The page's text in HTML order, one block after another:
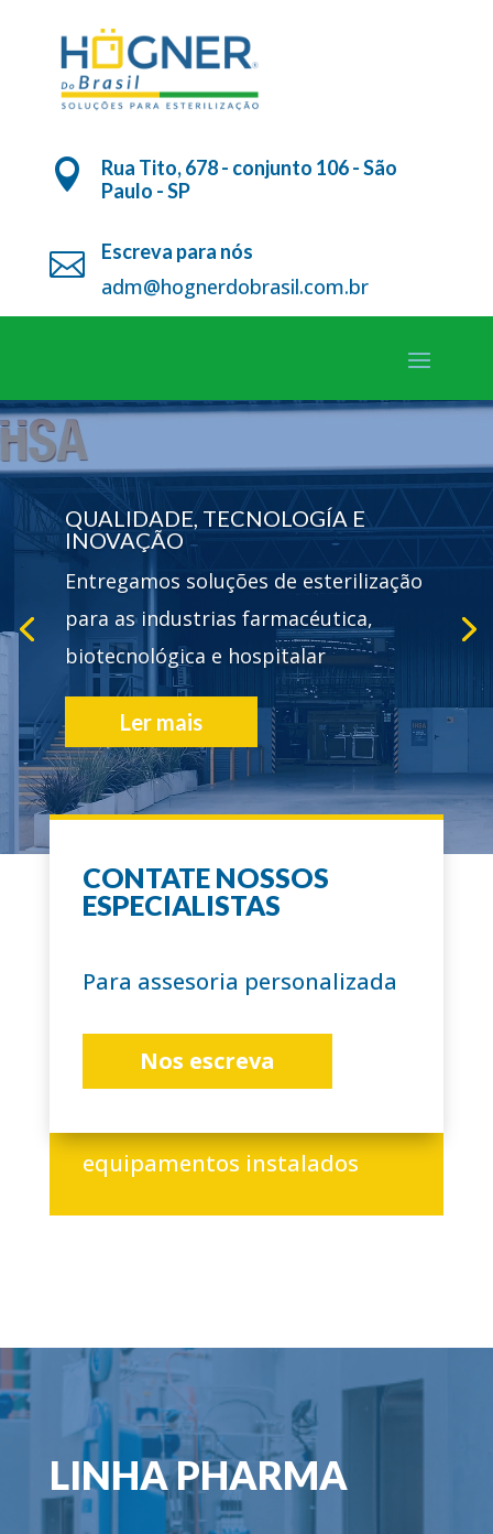

Rua Tito, 678 - conjunto 106 - São
Paulo - SP
 Escreva para nós
adm@hognerdobrasil.com.br
QUALIDADE, TECNOLOGÍA E
INOVAÇÃO
Entregamos soluções de esterilização
para as industrias farmacéutica,
biotecnológica e hospitalar
Ler mais
Tocador
vídeo
+60 ANOS
+3.000
equipamentos instalados
CONTATE NOSSOS
ESPECIALISTAS
Para assesoria personalizada
Nos escreva
LINHA PHARMA